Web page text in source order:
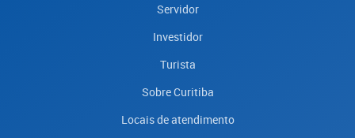
Servidor
Investidor
Turista
Sobre Curitiba
Locais de atendimento